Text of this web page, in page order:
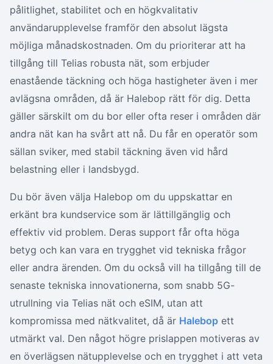
pålitlighet, stabilitet och en högkvalitativ
användarupplevelse framför den absolut lägsta
möjliga månadskostnaden. Om du prioriterar att ha
tillgång till Telias robusta nät, som erbjuder
enastående täckning och höga hastigheter även i mer
avlägsna områden, då är Halebop rätt för dig. Detta
gäller särskilt om du bor eller ofta reser i områden där
andra nät kan ha svårt att nå. Du får en operatör som
sällan sviker, med stabil täckning även vid hård
belastning eller i landsbygd.
Du bör även välja Halebop om du uppskattar en
erkänt bra kundservice som är lättillgänglig och
effektiv vid problem. Deras support får ofta höga
betyg och kan vara en trygghet vid tekniska frågor
eller andra ärenden. Om du också vill ha tillgång till de
senaste tekniska innovationerna, som snabb 5G-
utrullning via Telias nät och eSIM, utan att
kompromissa med nätkvalitet, då är Halebop ett
utmärkt val. Den något högre prislappen motiveras av
en överlägsen nätupplevelse och en trygghet i att veta